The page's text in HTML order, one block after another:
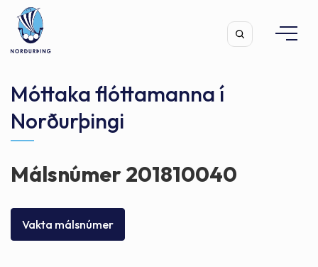
Leita
Móttaka flóttamanna í
Norðurþingi
Málsnúmer 201810040
Vakta málsnúmer